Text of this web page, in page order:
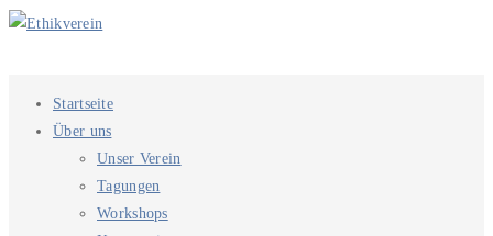
Startseite
Über uns
Unser Verein
Tagungen
Workshops